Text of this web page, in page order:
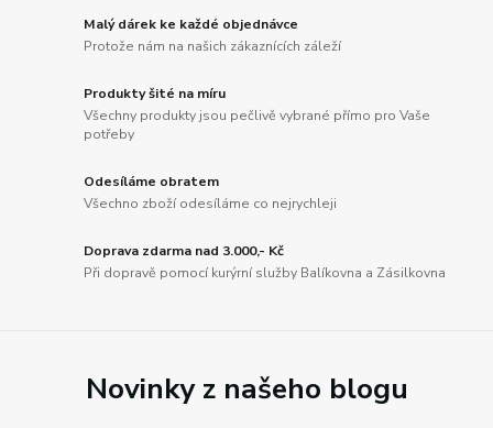
Malý dárek ke každé objednávce
Protože nám na našich zákaznících záleží
Produkty šité na míru
Všechny produkty jsou pečlivě vybrané přímo pro Vaše
potřeby
Odesíláme obratem
Všechno zboží odesíláme co nejrychleji
Doprava zdarma nad 3.000,- Kč
Při dopravě pomocí kurýrní služby Balíkovna a Zásilkovna
Novinky z našeho blogu